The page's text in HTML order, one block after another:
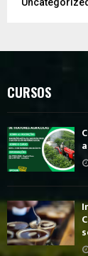
CURSOS